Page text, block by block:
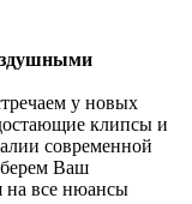
у новых
клипсы и
современной
Ваш
на все нюансы